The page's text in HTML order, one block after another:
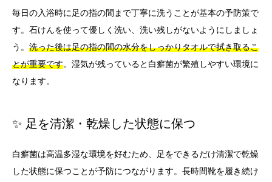
毎日の入浴時に足の指の間まで丁寧に洗うことが基本の予防策で
す。石けんを使って優しく洗い、洗い残しがないようにしましょ
う。 洗った後は足の指の間の水分をしっかりタオルで拭き取るこ
とが重要です。湿気が残っていると白癬菌が繁殖しやすい環境に
なります。
✨ 足を清潔・乾燥した状態に保つ
白癬菌は高温多湿な環境を好むため、足をできるだけ清潔で乾燥
した状態に保つことが予防につながります。長時間靴を履き続け